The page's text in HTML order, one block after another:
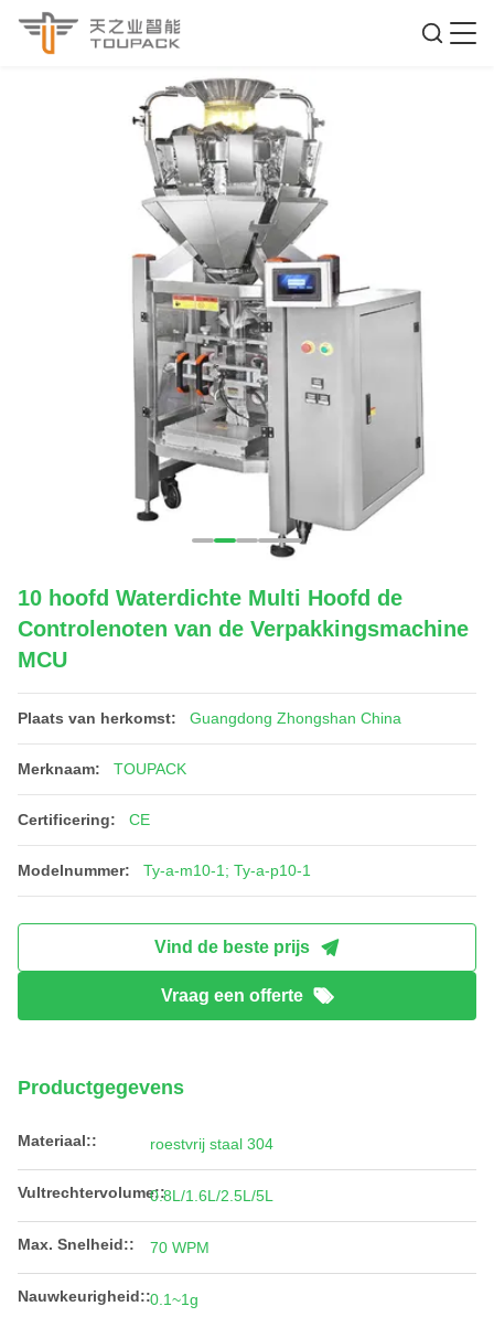
10 hoofd Waterdichte Multi Hoofd de
Controlenoten van de Verpakkingsmachine
MCU
Plaats van herkomst: Guangdong Zhongshan China
Merknaam: TOUPACK
Certificering: CE
Modelnummer: Ty-a-m10-1; Ty-a-p10-1
Vind de beste prijs
Vraag een offerte
Productgegevens
Materiaal:: roestvrij staal 304
Vultrechtervolume::0.8L/1.6L/2.5L/5L
Max. Snelheid:: 70 WPM
Nauwkeurigheid::0.1~1g